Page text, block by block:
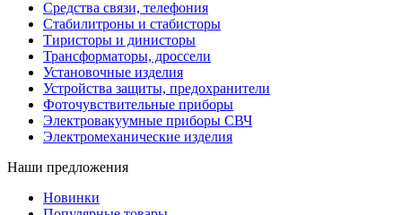
Средства связи, телефония
Стабилитроны и стабисторы
Тиристоры и динисторы
Трансформаторы, дроссели
Установочные изделия
Устройства защиты, предохранители
Фоточувствительные приборы
Электровакуумные приборы СВЧ
Электромеханические изделия
Наши предложения
Новинки